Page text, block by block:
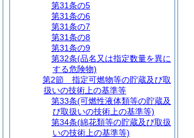
第31条の5
第31条の6
第31条の7
第31条の8
第31条の9
第32条(品名又は指定数量を異に
する危険物)
第2節
指定可燃物等の貯蔵及び取
扱いの技術上の基準等
第33条(可燃性液体類等の貯蔵及
び取扱いの技術上の基準等)
第34条(綿花類等の貯蔵及び取扱
いの技術上の基準等)